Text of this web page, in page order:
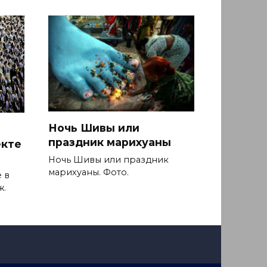
в
Ночь Шивы или
праздник марихуаны
Ночь Шивы или праздник
марихуаны. Фото.